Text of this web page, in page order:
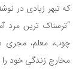
که تبهر زیادی در
“ترسناک ترین مرد
چوب، معلم، مجری
مخارج زندگی خود را